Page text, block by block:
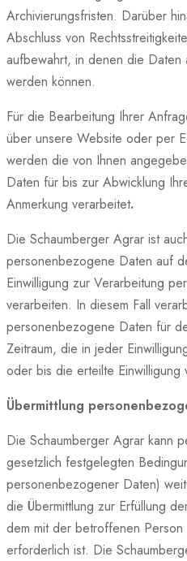
Archivierungsfristen. Darüber
Abschluss von
aufbewahrt, in denen die Daten
werden können.
Für die Bearbeitung Ihrer
über unsere Website oder per
werden die von Ihnen
Daten für bis zur Abwicklung
Anmerkung verarbeitet.
Die Schaumberger Agrar ist
personenbezogene Daten auf
Einwilligung zur Verarbeitung
verarbeiten. In diesem Fall
personenbezogene Daten für
Zeitraum, die in jeder
oder bis die erteilte Einwilligung
Übermittlung
Die Schaumberger Agrar kann
gesetzlich festgelegten
personenbezogener Daten)
die Übermittlung zur Erfüllung
dem mit der betroffenen
erforderlich ist. Die